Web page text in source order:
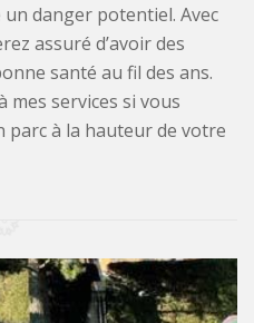
danger potentiel. Avec
assuré d’avoir des
santé au fil des ans.
mes services si vous
à la hauteur de votre